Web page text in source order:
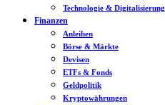
Technologie & Digitalisierung
Finanzen
Anleihen
Börse & Märkte
Devisen
ETFs & Fonds
Geldpolitik
Kryptowährungen